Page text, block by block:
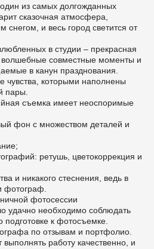
из самых долгожданных
сказочная атмосфера,
снегом, и весь город светится от
в студии – прекрасная
волшебные совместные моменты и
в канун празднования.
чувства, которыми наполнены
пары.
съемка имеет неоспоримые
фон с множеством деталей и
ретушь, цветокоррекция и
и никакого стеснения, ведь в
фотограф.
фотосессии
удачно необходимо соблюдать
к фотосъемке.
по отзывам и портфолио.
работу качественно, и